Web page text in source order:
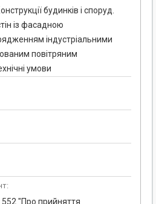
будинків і споруд.
із фасадною
індустріальними
повітряним
умови
"Про прийняття